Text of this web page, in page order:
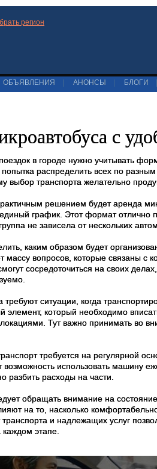
регион
ОБЪЯВЛЕНИЯ АНОНСЫ БЛОГИ
с
в городе нужно учитывать
попытка распределить всех по
выбор транспорта желательно
решением будет аренда
график. Этот формат отлично
не зависела от нескольких
каким образом будет
массу вопросов, которые связаны с
сосредоточиться на своих
требуют ситуации, когда
элемент, который необходимо
Тут важно принимать во
требуется на регулярной
возможность использовать машину
разбить расходы на части.
обращать внимание на
на то, насколько
и надлежащих услуг
каждом этапе.